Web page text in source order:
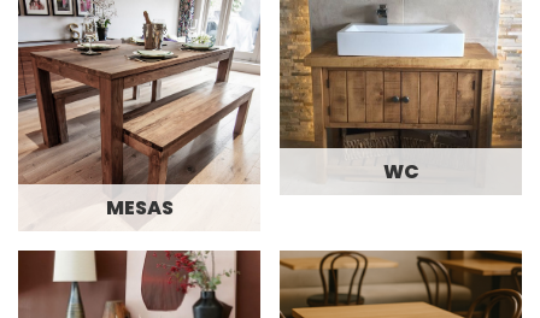
MESAS
WC